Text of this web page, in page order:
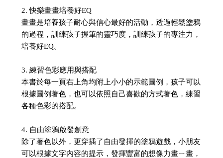
2. 快樂畫畫培養好EQ
畫畫是培養孩子耐心與信心最好的活動，透過輕鬆塗鴉
的過程，訓練孩子握筆的靈巧度，訓練孩子的專注力，
培養好EQ。
3. 練習色彩應用與搭配
本書於每一頁右上角均附上小小的示範圖例，孩子可以
根據圖例著色，也可以依照自己喜歡的方式著色，練習
各種色彩的搭配。
4. 自由塗鴉啟發創意
除了著色以外，更穿插了自由發揮的塗鴉遊戲，小朋友
可以根據文字內容的提示，發揮豐富的想像力畫ㄧ畫，